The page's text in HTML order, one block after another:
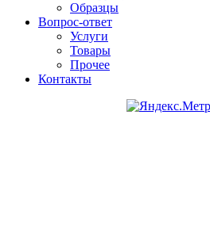
Образцы
Вопрос-ответ
Услуги
Товары
Прочее
Контакты